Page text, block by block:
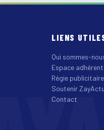
LIENS
Qui sommes-
Espace adhérent
Régie publicitaire
Soutenir ZayActu
Contact